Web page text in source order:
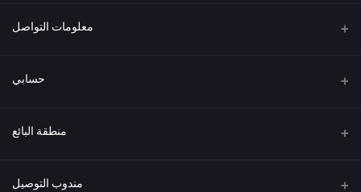
من نحن معلومات التواصل
العنوان حسابي
تسجيل الدخول
قائمة الرغبات
منطقة البائع
كن بائعًا مندوب التوصيل